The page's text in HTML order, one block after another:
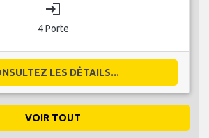
login
4 Porte
LES DÉTAILS...
VOIR TOUT